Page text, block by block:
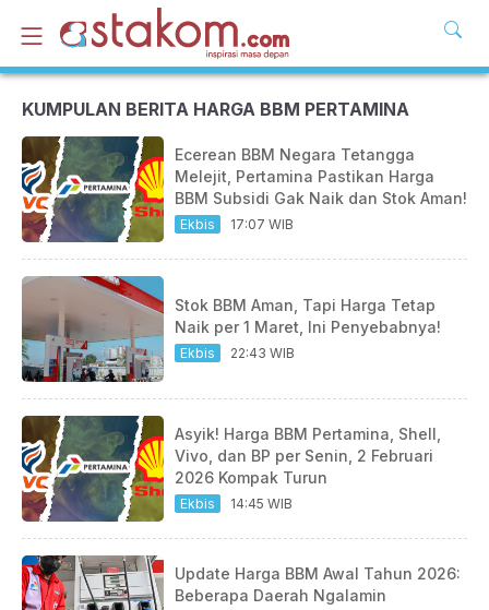
KUMPULAN BERITA HARGA BBM PERTAMINA
Ecerean BBM Negara Tetangga
Melejit, Pertamina Pastikan Harga
BBM Subsidi Gak Naik dan Stok Aman!
Ekbis 17:07 WIB
Stok BBM Aman, Tapi Harga Tetap
Naik per 1 Maret, Ini Penyebabnya!
Ekbis 22:43 WIB
Asyik! Harga BBM Pertamina, Shell,
Vivo, dan BP per Senin, 2 Februari
2026 Kompak Turun
Ekbis 14:45 WIB
Update Harga BBM Awal Tahun 2026:
Beberapa Daerah Ngalamin